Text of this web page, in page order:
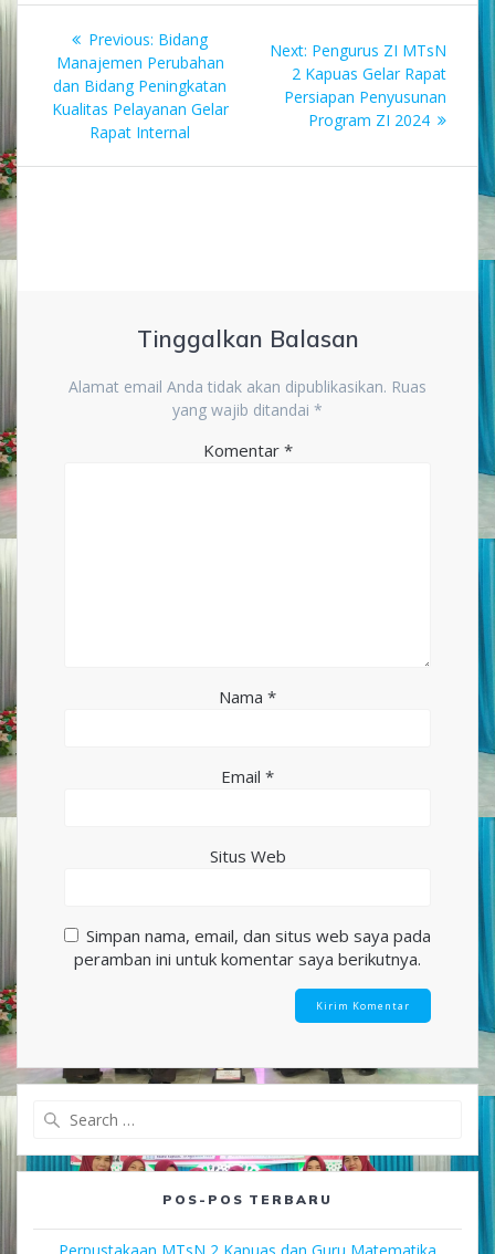
Navigasi
pos
Previous: Previous
post:
Bidang
Manajemen Perubahan
dan Bidang Peningkatan
Kualitas Pelayanan Gelar
Rapat Internal
Next: Next
post:
Pengurus ZI MTsN
2 Kapuas Gelar Rapat
Persiapan Penyusunan
Program ZI 2024
Tinggalkan Balasan
Alamat email Anda tidak akan dipublikasikan. Ruas
yang wajib ditandai *
Komentar *
Nama *
Email *
Situs Web
Simpan nama, email, dan situs web saya pada
peramban ini untuk komentar saya berikutnya.
POS-POS TERBARU